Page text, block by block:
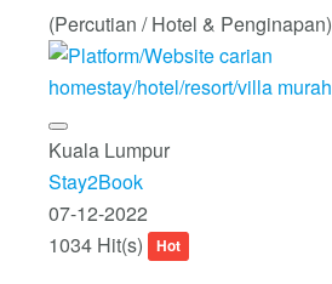
(Percutian / Hotel & Penginapan)
Kuala Lumpur
Stay2Book
07-12-2022
1034 Hit(s)
Hot